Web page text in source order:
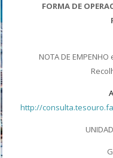
FORMA DE
NOTA DE
http://